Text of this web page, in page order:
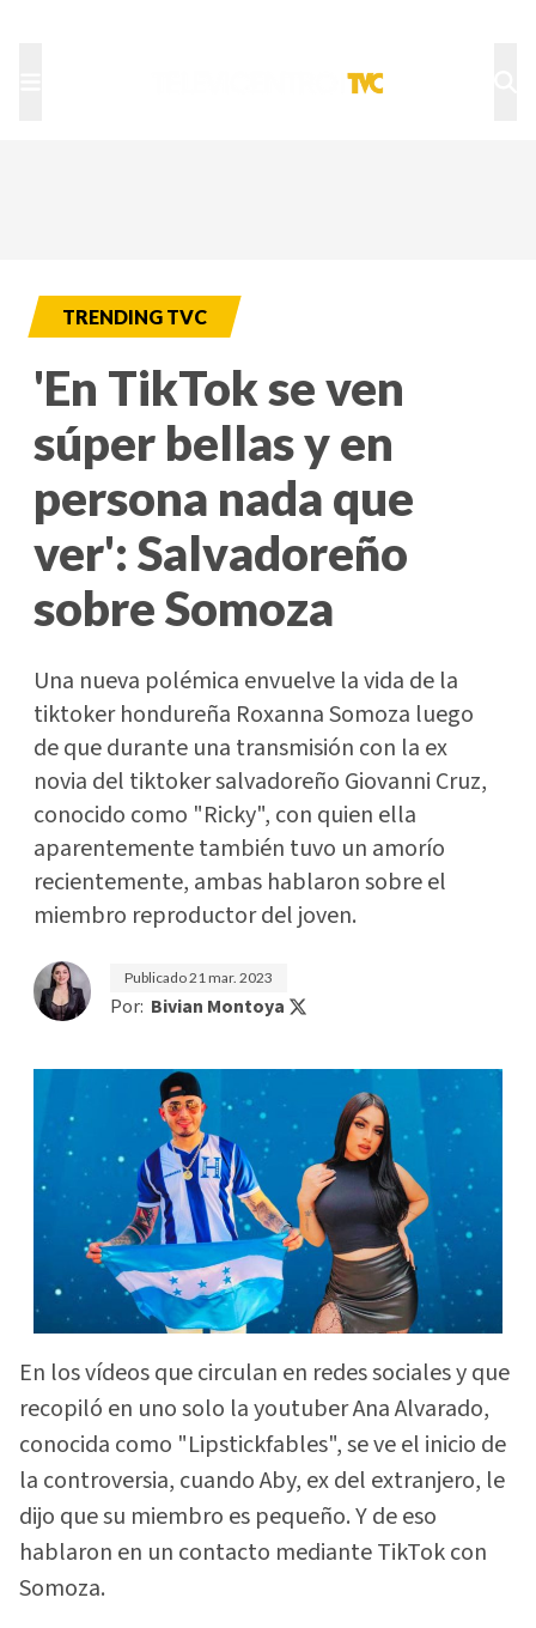
TRENDING TVC
'En TikTok se ven
súper bellas y en
persona nada que
ver': Salvadoreño
sobre Somoza
Una nueva polémica envuelve la vida de la
tiktoker hondureña Roxanna Somoza luego
de que durante una transmisión con la ex
novia del tiktoker salvadoreño Giovanni Cruz,
conocido como "Ricky", con quien ella
aparentemente también tuvo un amorío
recientemente, ambas hablaron sobre el
miembro reproductor del joven.
Publicado21 mar. 2023
Por: Bivian Montoya
En los vídeos que circulan en redes sociales y que
recopiló en uno solo la youtuber Ana Alvarado,
conocida como "Lipstickfables", se ve el inicio de
la controversia, cuando Aby, ex del extranjero, le
dijo que su miembro es pequeño. Y de eso
hablaron en un contacto mediante TikTok con
Somoza.